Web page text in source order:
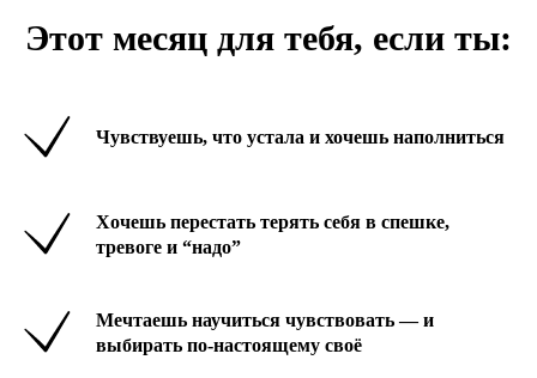
Этот месяц для тебя, если ты:
Чувствуешь, что устала и хочешь наполниться
Хочешь перестать терять себя в спешке,
тревоге и “надо”
Мечтаешь научиться чувствовать — и
выбирать по-настоящему своё